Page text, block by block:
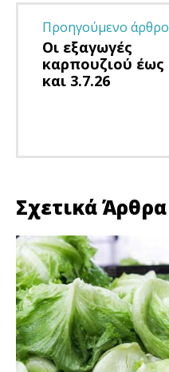
Προηγούμενο άρθρο
Οι εξαγωγές
καρπουζιού έως
και 3.7.26
Σχετικά Άρθρα